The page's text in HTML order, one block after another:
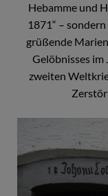
Hebamme und
1871“ –
grüßende
Gelöbnisses im
zweiten